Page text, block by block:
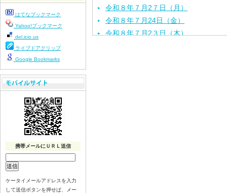
令和８年７月2７日（月）
令和８年７月24日（金）
令和８年７月2３日（木）
はてなブックマーク
Yahoo!ブックマーク
del.icio.us
ライブドアクリップ
Google Bookmarks
携帯メールにＵＲＬ送信
ケータイメールアドレスを入力
して送信ボタンを押せば、メー